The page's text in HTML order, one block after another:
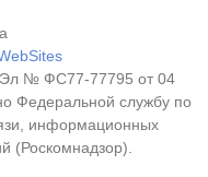
Эл № ФС77-77795 от 04
Федеральной службу по
информационных
(Роскомнадзор).